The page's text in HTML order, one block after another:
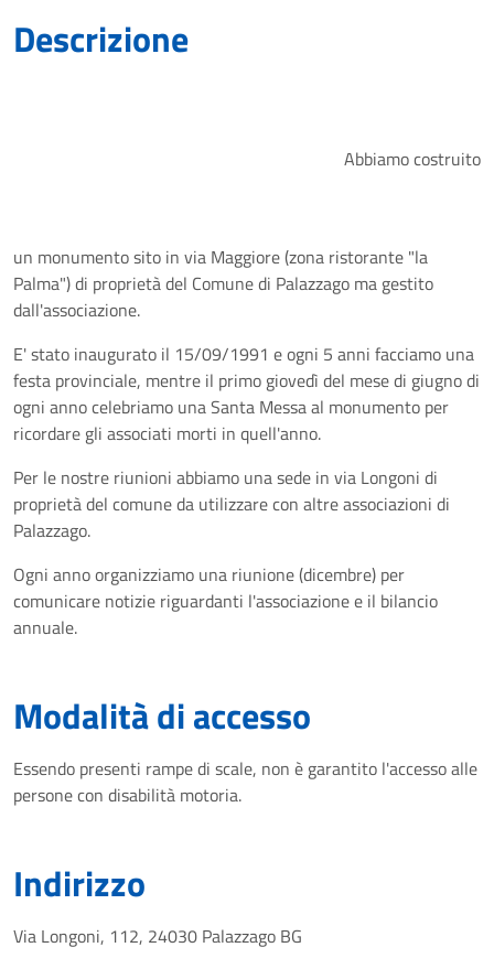
Descrizione
Abbiamo costruito
un monumento sito in via Maggiore (zona ristorante "la
Palma") di proprietà del Comune di Palazzago ma gestito
dall'associazione.
E' stato inaugurato il 15/09/1991 e ogni 5 anni facciamo una
festa provinciale, mentre il primo giovedì del mese di giugno di
ogni anno celebriamo una Santa Messa al monumento per
ricordare gli associati morti in quell'anno.
Per le nostre riunioni abbiamo una sede in via Longoni di
proprietà del comune da utilizzare con altre associazioni di
Palazzago.
Ogni anno organizziamo una riunione (dicembre) per
comunicare notizie riguardanti l'associazione e il bilancio
annuale.
Modalità di accesso
Essendo presenti rampe di scale, non è garantito l'accesso alle
persone con disabilità motoria.
Indirizzo
Via Longoni, 112, 24030 Palazzago BG